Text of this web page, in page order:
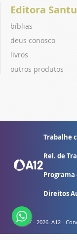
Editora
bíblias
deus conosco
livros
outros produtos
Trabalhe
Rel. de
Direitos
© 2007 - 2026. A12 -